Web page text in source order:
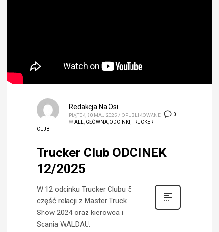
0
Redakcja Na Osi
PIĄTEK, 30 MAJ 2025 / OPUBLIKOWANE
WALL GŁÓWNA ODCINKI ,TRUCKER
CLUB
Trucker Club ODCINEK
12/2025
W 12 odcinku Trucker Clubu 5
część relacji z Master Truck
Show 2024 oraz kierowca i
Scania WALDAU.